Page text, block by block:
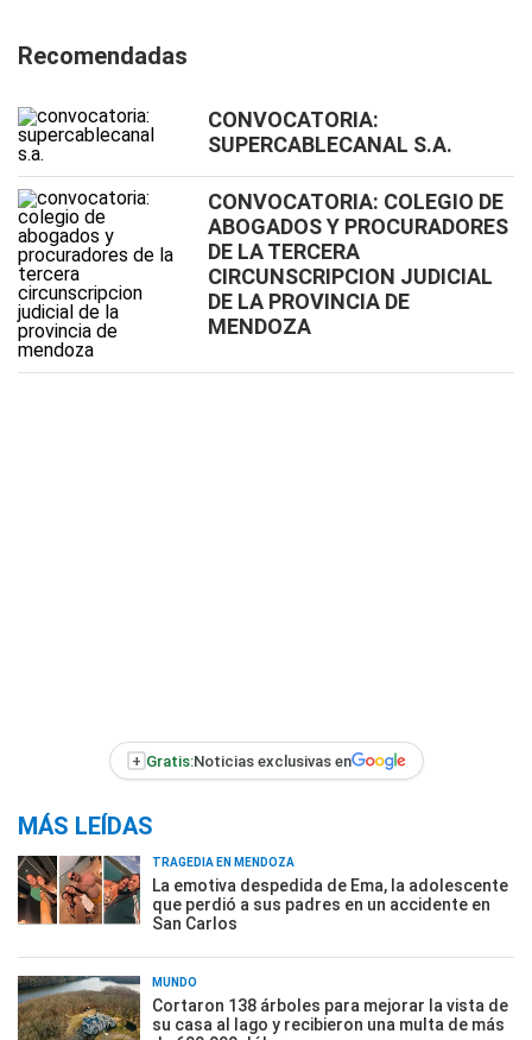
Recomendadas
CONVOCATORIA:
SUPERCABLECANAL S.A.
CONVOCATORIA: COLEGIO DE
ABOGADOS Y PROCURADORES
DE LA TERCERA
CIRCUNSCRIPCION JUDICIAL
DE LA PROVINCIA DE
MENDOZA
+ Gratis:Noticias exclusivas en
MÁS LEÍDAS
TRAGEDIA EN MENDOZA
La emotiva despedida de Ema, la adolescente
que perdió a sus padres en un accidente en
San Carlos
MUNDO
Cortaron 138 árboles para mejorar la vista de
su casa al lago y recibieron una multa de más